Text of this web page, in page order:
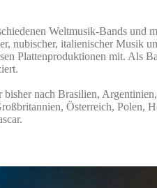
Weltmusik-Bands und
nubischer, italienischer Musik
Plattenproduktionen mit. Als
nach Brasilien,
Österreich, Polen,